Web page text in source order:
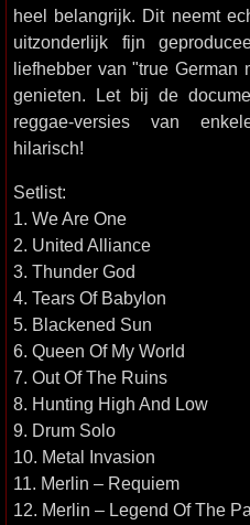
heel belangrijk. Dit neemt
uitzonderlijk fijn
liefhebber van "true German
genieten. Let bij de
reggae-versies van
hilarisch!
Setlist:
1. We Are One
2. United Alliance
3. Thunder God
4. Tears Of Babylon
5. Blackened Sun
6. Queen Of My World
7. Out Of The Ruins
8. Hunting High And Low
9. Drum Solo
10. Metal Invasion
11. Merlin – Requiem
12. Merlin – Legend Of The